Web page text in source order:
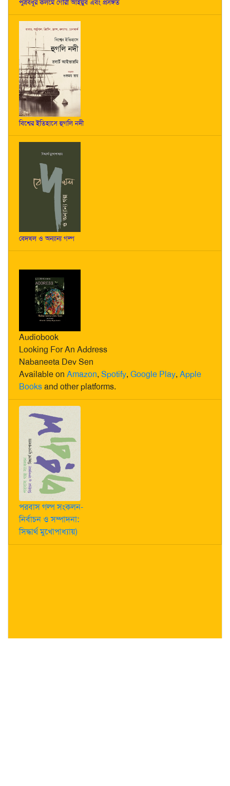
পুত্রবধূর কলমে গৌরী আইয়ুব এবং প্রসঙ্গত
বিশ্বের ইতিহাসে হুগলি নদী
বেদখল ও অন্যান্য গল্প
Audiobook
Looking For An Address
Nabaneeta Dev Sen
Available on Amazon, Spotify, Google Play, Apple
Booksand other platforms.
পরবাস গল্প সংকলন-
নির্বাচন ও সম্পাদনা:
সিদ্ধার্থ মুখোপাধ্যায়)